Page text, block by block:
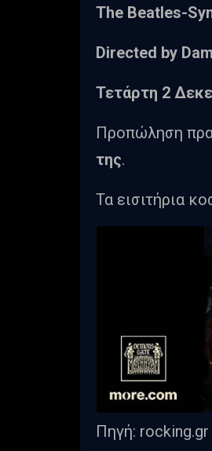
The Beatles-
Directed by
Τετάρτη 2
Προπώληση
της.
Τα εισιτήρια
Πηγή: rocking.gr